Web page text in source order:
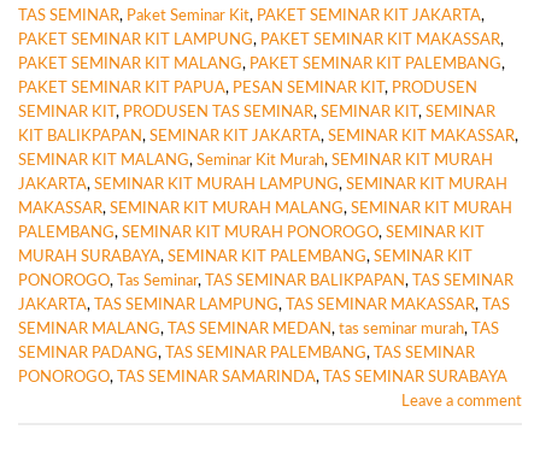
TAS SEMINAR, Paket Seminar Kit, PAKET SEMINAR KIT JAKARTA,
PAKET SEMINAR KIT LAMPUNG, PAKET SEMINAR KIT MAKASSAR,
PAKET SEMINAR KIT MALANG, PAKET SEMINAR KIT PALEMBANG,
PAKET SEMINAR KIT PAPUA, PESAN SEMINAR KIT , PRODUSEN
SEMINAR KIT , PRODUSEN TAS SEMINAR, SEMINAR KIT , SEMINAR
KIT BALIKPAPAN, SEMINAR KIT JAKARTA, SEMINAR KIT MAKASSAR,
SEMINAR KIT MALANG, Seminar Kit Murah, SEMINAR KIT MURAH
JAKARTA, SEMINAR KIT MURAH LAMPUNG, SEMINAR KIT MURAH
MAKASSAR, SEMINAR KIT MURAH MALANG, SEMINAR KIT MURAH
PALEMBANG, SEMINAR KIT MURAH PONOROGO, SEMINAR KIT
MURAH SURABAYA, SEMINAR KIT PALEMBANG, SEMINAR KIT
PONOROGO, Tas Seminar, TAS SEMINAR BALIKPAPAN,
TAS SEMINAR
JAKARTA, TAS SEMINAR LAMPUNG, TAS SEMINAR MAKASSAR,
TAS
SEMINAR MALANG, TAS SEMINAR MEDAN, tas seminar murah,
TAS
SEMINAR PADANG, TAS SEMINAR PALEMBANG,
TAS SEMINAR
PONOROGO, TAS SEMINAR SAMARINDA,
TAS SEMINAR SURABAYA
Leave a comment